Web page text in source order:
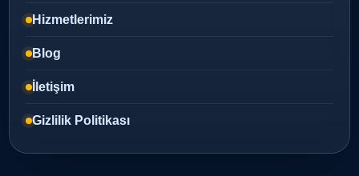
Hizmetlerimiz
Blog
İletişim
Gizlilik Politikası